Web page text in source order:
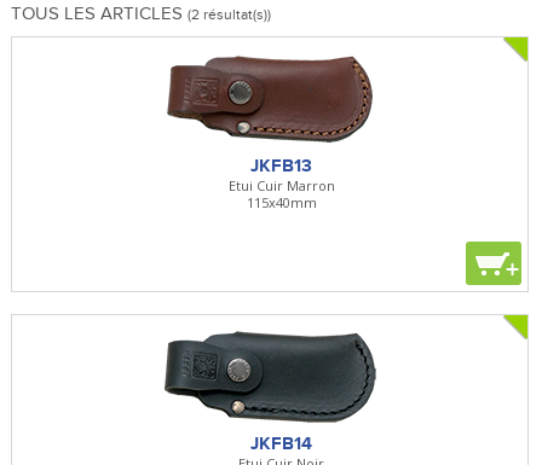
TOUS LES ARTICLES (2 résultat(s))
JKFB13
Etui Cuir Marron
115x40mm
+
JKFB14